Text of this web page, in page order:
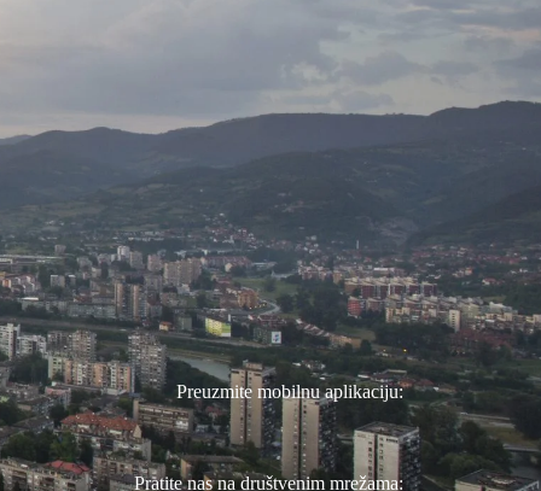
Preuzmite mobilnu aplikaciju:
Pratite nas na društvenim mrežama: